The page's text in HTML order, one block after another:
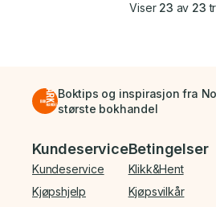
Viser 23 av 23
Boktips og inspirasjon fra
største bokhandel
Bunnmeny
Kundeservice
Kundeservice
Kjøpshjelp
Betingelser
Klikk&Hent
Kjøpsvilkår